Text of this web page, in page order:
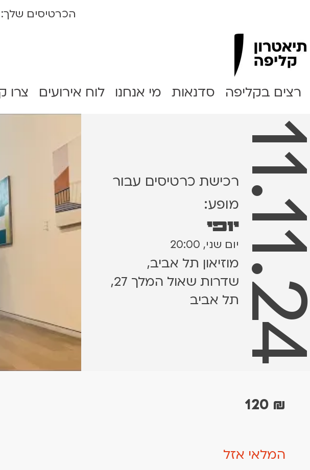
הכרטיסים שלך:
Clipa Theater
רצים בקליפה סדנאות מי אנחנו לוח אירועים צרו
רכישת כרטיסים עבור
מופע:
יופי
יום שני, 20:00
מוזיאון תל אביב,
שדרות שאול המלך 27,
תל אביב
120 ₪
המלאי אזל